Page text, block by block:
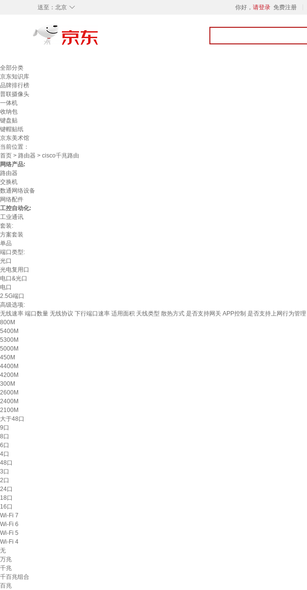
◇
送至： 北京 你好， 请登录 免费注册
全部分类
京东知识库
品牌排行榜
普联摄像头
一体机
收纳包
键盘贴
键帽贴纸
京东美术馆
当前位置：
首页 > 路由器 > cisco千兆路由
网络产品:
路由器
交换机
数通网络设备
网络配件
工控自动化:
工业通讯
套装:
方案套装
单品
端口类型:
光口
光电复用口
电口&光口
电口
2.5G端口
高级选项:
无线速率 端口数量 无线协议 下行端口速率 适用面积 天线类型 散热方式 是否支持网关 APP控制 是否支持上网行为管理
800M
5400M
5300M
5000M
450M
4400M
4200M
300M
2600M
2400M
2100M
大于48口
9口
8口
6口
4口
48口
3口
2口
24口
18口
16口
Wi-Fi 7
Wi-Fi 6
Wi-Fi 5
Wi-Fi 4
无
万兆
千兆
千百兆组合
百兆